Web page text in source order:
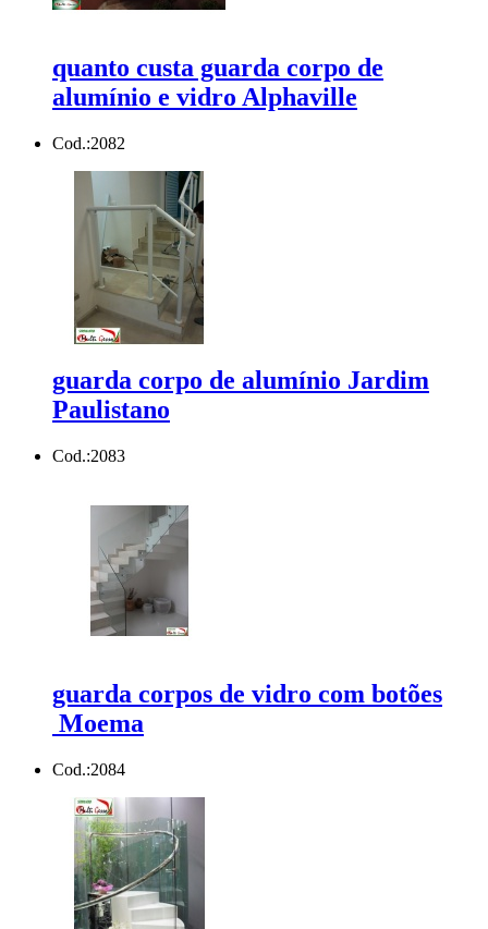
quanto custa guarda corpo de
alumínio e vidro Alphaville
Cod.:2082
guarda corpo de alumínio Jardim
Paulistano
Cod.:2083
guarda corpos de vidro com botões
Moema
Cod.:2084